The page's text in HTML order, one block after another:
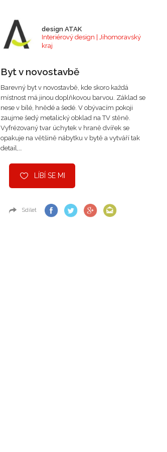
design ATAK
Interiérový design | Jihomoravský
kraj
Byt v novostavbě
Barevný byt v novostavbě, kde skoro každá
místnost má jinou doplňkovou barvou. Základ se
nese v bílé, hnědé a šedé. V obývacím pokoji
zaujme šedý metalický obklad na TV stěně.
Vyfrézovaný tvar úchytek v hraně dvířek se
opakuje na většině nábytku v bytě a vytváří tak
detail,…
LÍBÍ SE MI
Sdílet